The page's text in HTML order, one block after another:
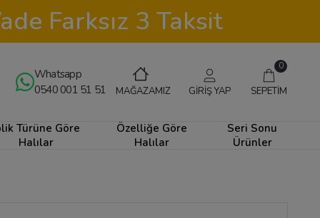
Farksız 3 Taksit
Whatsapp
0540 001 51 51
MAĞAZAMIZ GİRİŞ YAP
0
SEPETİM
Türüne Göre
Halılar
Özelliğe Göre
Halılar
Seri Sonu
Ürünler